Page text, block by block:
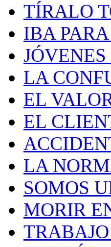
TÍRALO
IBA
LA
EL
EL
LA
SOMOS
MORIR